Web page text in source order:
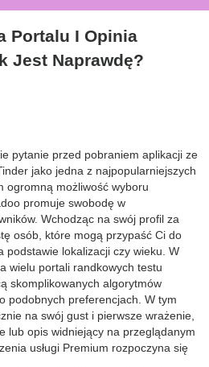
Portalu I Opinia
Jest Naprawdę?
pytanie przed pobraniem aplikacji ze
jako jedna z najpopularniejszych
ogromną możliwość wyboru
promuje swobodę w
Wchodząc na swój profil za
osób, które mogą przypaść Ci do
podstawie lokalizacji czy wieku. W
wielu portali randkowych testu
skomplikowanych algorytmów
podobnych preferencjach. W tym
na swój gust i pierwsze wrażenie,
lub opis widniejący na przeglądanym
usługi Premium rozpoczyna się